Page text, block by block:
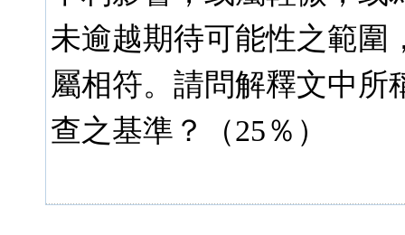
未逾越期待可能性之範圍
屬相符。請問解釋文中所
查之基準？（25％）